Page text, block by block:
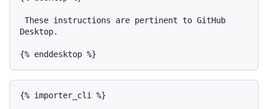
Desktop.
{% importer_cli %}